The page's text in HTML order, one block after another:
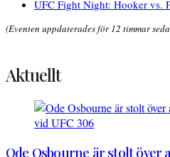
UFC Fight Night: Hooker vs.
(Eventen uppdaterades för 12 timmar
Aktuellt
Ode Osbourne är stolt över